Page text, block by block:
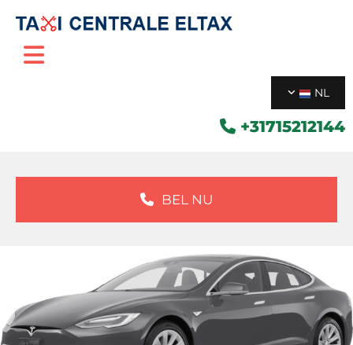
NL
 +31715212144
BEL NU